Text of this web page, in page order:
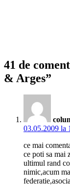
41 de
& Arges”
03.05.2009 la
ce mai
ce poti sa
ultimul rand
nimic,acum